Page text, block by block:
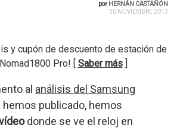
por HERNÁN CASTAÑÓN
30 NOVIEMBRE 2013
y cupón de descuento de estación de
Pro! [ Saber más]
al análisis del Samsung
hemos publicado, hemos
donde se ve el reloj en